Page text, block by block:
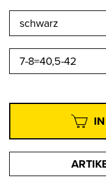
7-8=40,5-42